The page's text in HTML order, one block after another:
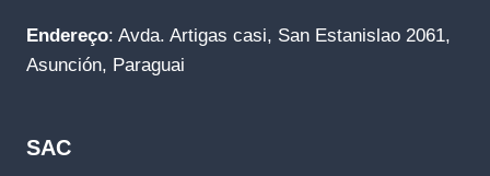
Endereço: Avda. Artigas casi, San Estanislao 2061,
Asunción, Paraguai
SAC